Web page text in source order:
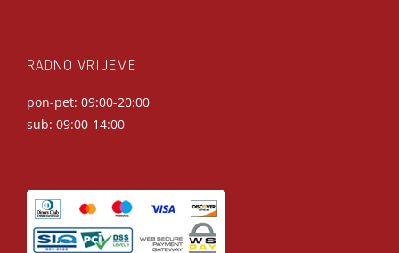
RADNO VRIJEME
pon-pet: 09:00-20:00
sub: 09:00-14:00